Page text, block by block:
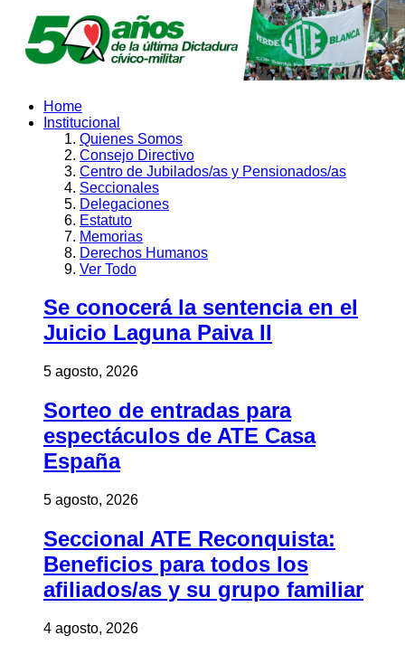
Home
Institucional
Quienes Somos
Consejo Directivo
Centro de Jubilados/as y Pensionados/as
Seccionales
Delegaciones
Estatuto
Memorias
Derechos Humanos
Ver Todo
Se conocerá la sentencia en el
Juicio Laguna Paiva II
5 agosto, 2026
Sorteo de entradas para
espectáculos de ATE Casa
España
5 agosto, 2026
Seccional ATE Reconquista:
Beneficios para todos los
afiliados/as y su grupo familiar
4 agosto, 2026